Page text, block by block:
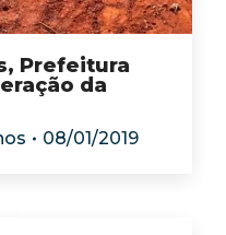
Prefeitura
da
08/01/2019